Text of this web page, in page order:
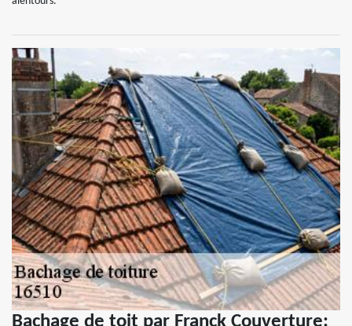
Bachage de toit par Franck Couverture: